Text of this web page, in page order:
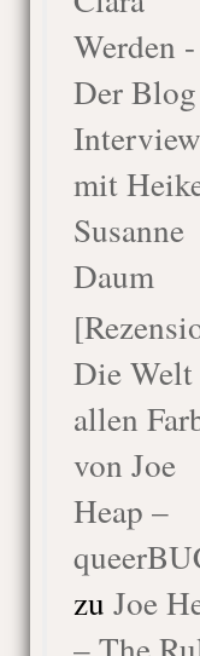
Werden -
Der Blog
Interview
mit
Susanne
Daum
Die
allen
von Joe
Heap –
zu Joe